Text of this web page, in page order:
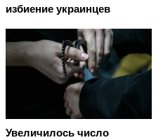
избиение украинцев
Увеличилось число